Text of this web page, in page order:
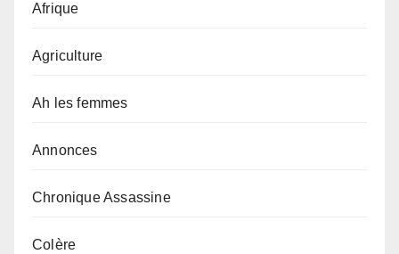
Afrique
Agriculture
Ah les femmes
Annonces
Chronique Assassine
Colère